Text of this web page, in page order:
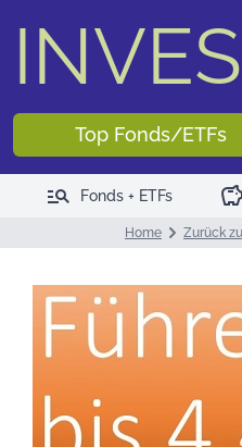
Top Fonds/ETFs
manage_search Fonds + ETFs savings
Home Zurück